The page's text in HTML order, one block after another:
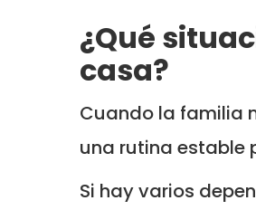
¿Qué
casa?
Cuando la familia
una rutina estable
Si hay varios